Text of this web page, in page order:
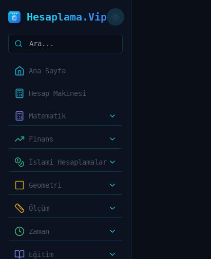
Hesaplama.Vip
Ana Sayfa
Hesap Makinesi
Matematik
Finans
İslami Hesaplamalar
Geometri
Ölçüm
Zaman
Eğitim